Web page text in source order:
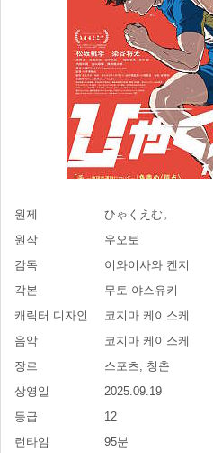
원제
ひゃくえむ。
원작
우오토
감독
이와이사와 켄지
각본
무토 야스유키
캐릭터 디자인
코지마 케이스케
음악
코지마 케이스케
장르
스포츠, 청춘
상영일
2025.09.19
등급
12
런타임
95분